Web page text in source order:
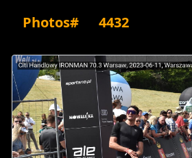
Photos# 4432